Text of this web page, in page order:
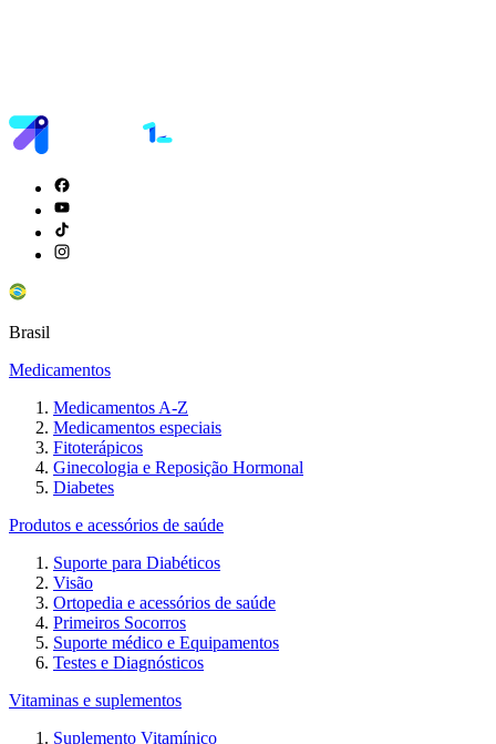
Brasil
Medicamentos
Medicamentos A-Z
Medicamentos especiais
Fitoterápicos
Ginecologia e Reposição Hormonal
Diabetes
Produtos e acessórios de saúde
Suporte para Diabéticos
Visão
Ortopedia e acessórios de saúde
Primeiros Socorros
Suporte médico e Equipamentos
Testes e Diagnósticos
Vitaminas e suplementos
Suplemento Vitamínico